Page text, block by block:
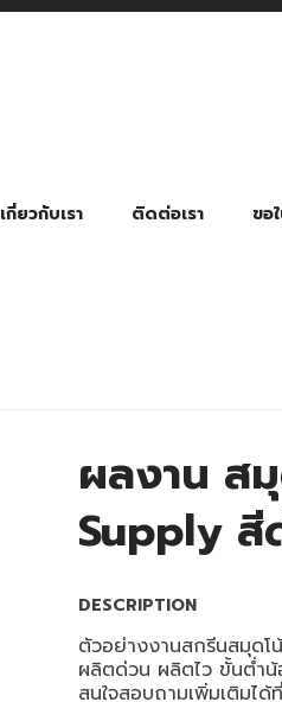
เกี่ยวกับเรา ติดต่อเรา ขอ
ผลงาน ส
Supply สี
DESCRIPTION
ตัวอย่างงานสกรีนสมุด
ผลิตด่วน ผลิตไว ขั้นต่ำน้
สนใจสอบถามเพิ่มเติมไ